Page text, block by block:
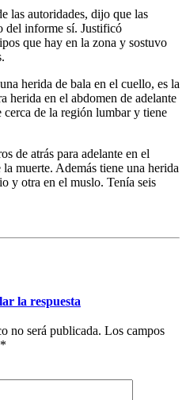
las autoridades, dijo que las
del informe sí. Justificó
que hay en la zona y sostuvo
herida de bala en el cuello, es la
herida en el abdomen de adelante
cerca de la región lumbar y tiene
de atrás para adelante en el
muerte. Además tiene una herida
y otra en el muslo. Tenía seis
la respuesta
no será publicada. Los campos
*